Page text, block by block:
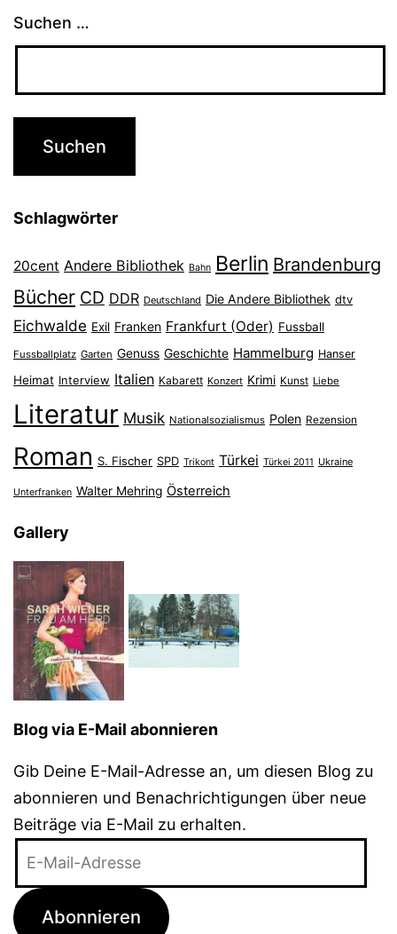
Suchen …
Schlagwörter
20cent Andere Bibliothek Bahn Berlin Brandenburg
Bücher CD DDR Deutschland Die Andere Bibliothek dtv
Eichwalde Exil Franken Frankfurt (Oder) Fussball
Fussballplatz Garten Genuss Geschichte Hammelburg Hanser
Heimat Interview Italien Kabarett Konzert Krimi Kunst Liebe
Literatur Musik Nationalsozialismus Polen Rezension
Roman S. Fischer SPD Trikont Türkei Türkei 2011 Ukraine
Unterfranken Walter Mehring Österreich
Gallery
Blog via E-Mail abonnieren
Gib Deine E-Mail-Adresse an, um diesen Blog zu
abonnieren und Benachrichtigungen über neue
Beiträge via E-Mail zu erhalten.
Adresse
Abonnieren